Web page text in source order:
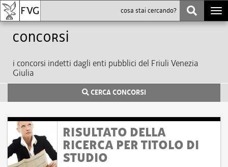
Concorsi
i concorsi indetti dagli enti pubblici del Friuli Venezia
Giulia
CERCA CONCORSI
RISULTATO DELLA
RICERCA PER TITOLO DI
STUDIO